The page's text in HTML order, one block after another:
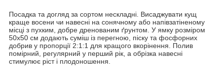
Посадка та догляд за сортом нескладні. Висаджувати кущ
краще восени чи навесні на сонячному або напівзатіненому
місці з пухким, добре дренованим ґрунтом. У ямку розміром
50х50 см додають суміш із перегною, піску та фосфорних
добрив у пропорції 2:1:1 для кращого вкорінення. Полив
помірний, регулярний у перший рік, а обрізка навесні
стимулює ріст і плодоношення.